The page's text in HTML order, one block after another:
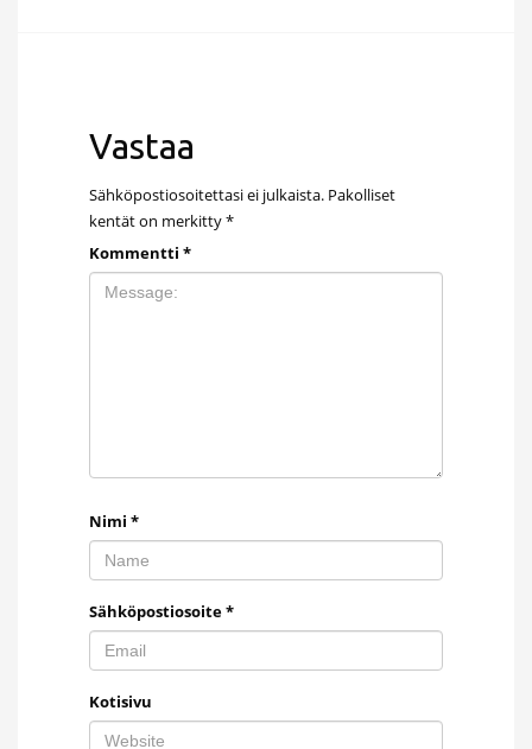
Vastaa
Sähköpostiosoitettasi ei julkaista. Pakolliset
kentät on merkitty*
Kommentti *
Nimi *
Sähköpostiosoite*
Kotisivu